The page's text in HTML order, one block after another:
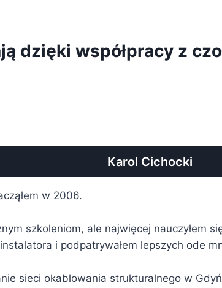
dzięki współpracy z
Karol Cichocki
w 2006.
szkoleniom, ale najwięcej nauczyłem
i podpatrywałem lepszych ode
sieci okablowania strukturalnego w